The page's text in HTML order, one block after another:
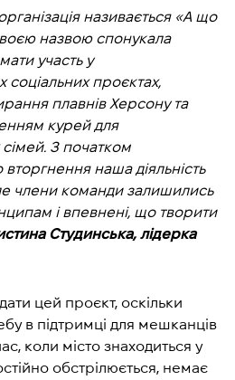
називається «А що
назвою спонукала
участь у
соціальних проєктах,
плавнів Херсону та
курей для
З початком
наша діяльність
члени команди залишились
і впевнені, що творити
Студинська, лідерка
цей проєкт, оскільки
в підтримці для мешканців
коли місто знаходиться у
обстрілюється, немає